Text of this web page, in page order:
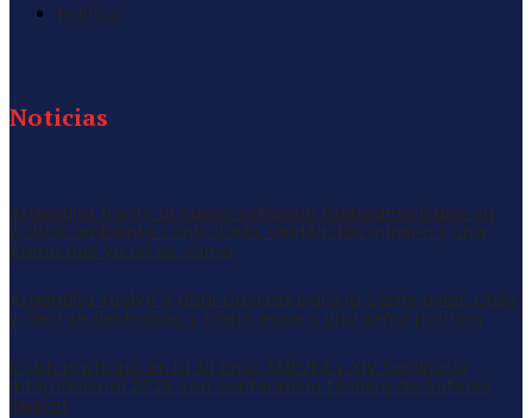
Politica
Noticias
Argentina frente al nuevo estándar latinoamericano en
pollos: ambiente controlado, ventilación mínima y una
cama que ya no es cama
Argentina vuelve a abrir puertas para la carne aviar: Chile
y Perú se destraban y China espera una señal política
Cobb participó en la XII Expo AMEVEA y XIV Seminario
Internacional 2026 con conferencia técnica de Antonio
Duplat